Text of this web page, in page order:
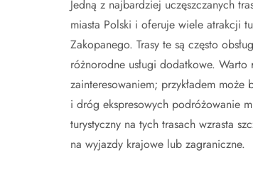
Jedną z najbardziej uczęszczanych
miasta Polski i oferuje wiele atrakcji
Zakopanego. Trasy te są często
różnorodne usługi dodatkowe.
zainteresowaniem; przykładem
i dróg ekspresowych podróżowanie
turystyczny na tych trasach wzrasta
na wyjazdy krajowe lub zagraniczne.